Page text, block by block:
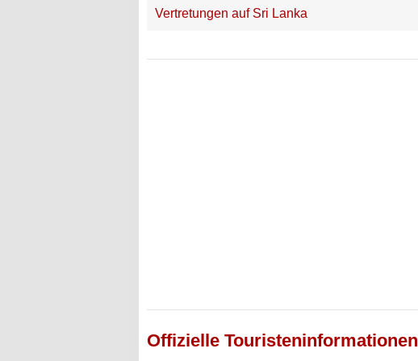
Vertretungen auf Sri Lanka
Offizielle Touristeninformationen